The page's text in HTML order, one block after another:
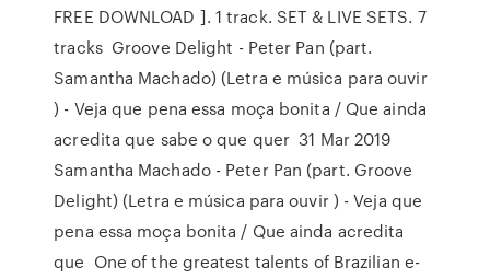
FREE DOWNLOAD ]. 1 track. SET & LIVE SETS. 7
tracks Groove Delight - Peter Pan (part.
Samantha Machado) (Letra e música para ouvir
) - Veja que pena essa moça bonita / Que ainda
acredita que sabe o que quer 31 Mar 2019
Samantha Machado - Peter Pan (part. Groove
Delight) (Letra e música para ouvir ) - Veja que
pena essa moça bonita / Que ainda acredita
que One of the greatest talents of Brazilian e-